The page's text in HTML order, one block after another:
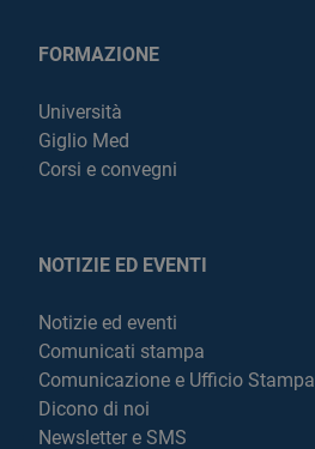
FORMAZIONE
Università
Giglio Med
Corsi e convegni
NOTIZIE ED EVENTI
Notizie ed eventi
Comunicati stampa
Comunicazione e Ufficio Stampa
Dicono di noi
Newsletter e SMS